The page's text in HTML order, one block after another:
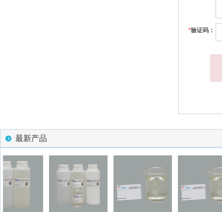
*验证码：
最新产品